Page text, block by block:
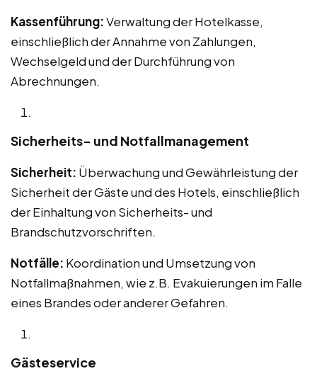
Kassenführung:Verwaltung der Hotelkasse,
einschließlich der Annahme von Zahlungen,
Wechselgeld und der Durchführung von
Abrechnungen.
Sicherheits- und Notfallmanagement
Sicherheit: Überwachung und Gewährleistung der
Sicherheit der Gäste und des Hotels, einschließlich
der Einhaltung von Sicherheits- und
Brandschutzvorschriften.
Notfälle: Koordination und Umsetzung von
Notfallmaßnahmen, wie z.B. Evakuierungen im Falle
eines Brandes oder anderer Gefahren.
Gästeservice